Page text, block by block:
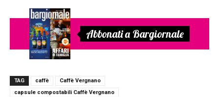
Abbonati a Bargiornale
TAG caffè
Caffè Vergnano
capsule compostabili Caffè Vergnano